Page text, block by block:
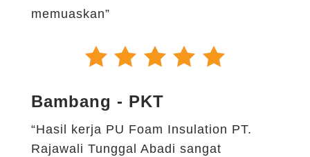
memuaskan”
Bambang - PKT
“Hasil kerja PU Foam Insulation PT.
Rajawali Tunggal Abadi sangat